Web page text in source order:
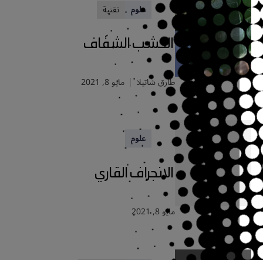
علوم تقنية
الخشب الشفّاف
طارق شاتيلا مايو 8, 2021
علوم
الانجراف القاري
مايو 8, 2021